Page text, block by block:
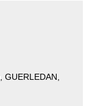
GUERLEDAN,